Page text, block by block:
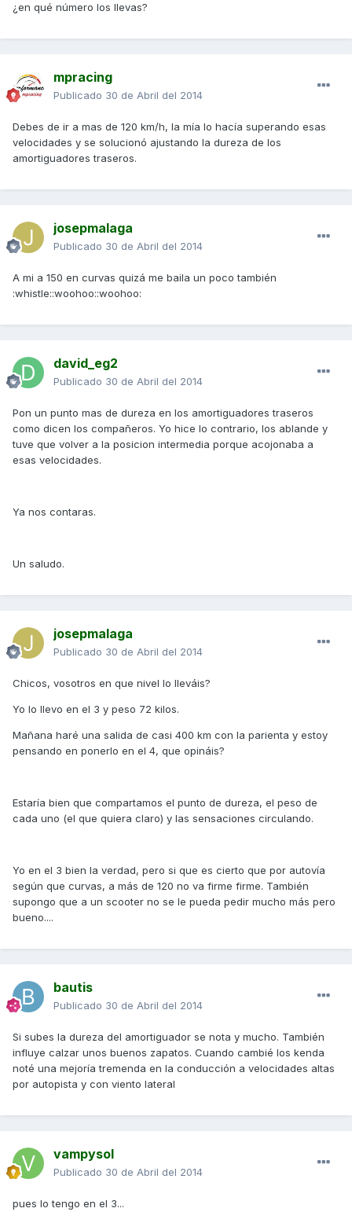
¿en qué número los llevas?
mpracing
Publicado 30 de Abril del 2014
Debes de ir a mas de 120 km/h, la mía lo hacía superando esas
velocidades y se solucionó ajustando la dureza de los
amortiguadores traseros.
josepmalaga
Publicado 30 de Abril del 2014
A mi a 150 en curvas quizá me baila un poco también
:whistle::woohoo::woohoo:
david_eg2
Publicado 30 de Abril del 2014
Pon un punto mas de dureza en los amortiguadores traseros
como dicen los compañeros. Yo hice lo contrario, los ablande y
tuve que volver a la posicion intermedia porque acojonaba a
esas velocidades.
Ya nos contaras.
Un saludo.
josepmalaga
Publicado 30 de Abril del 2014
Chicos, vosotros en que nivel lo lleváis?
Yo lo llevo en el 3 y peso 72 kilos.
Mañana haré una salida de casi 400 km con la parienta y estoy
pensando en ponerlo en el 4, que opináis?
Estaría bien que compartamos el punto de dureza, el peso de
cada uno (el que quiera claro) y las sensaciones circulando.
Yo en el 3 bien la verdad, pero si que es cierto que por autovía
según que curvas, a más de 120 no va firme firme. También
supongo que a un scooter no se le pueda pedir mucho más pero
bueno....
bautis
Publicado 30 de Abril del 2014
Si subes la dureza del amortiguador se nota y mucho. También
influye calzar unos buenos zapatos. Cuando cambié los kenda
noté una mejoría tremenda en la conducción a velocidades altas
por autopista y con viento lateral
vampysol
Publicado 30 de Abril del 2014
pues lo tengo en el 3...